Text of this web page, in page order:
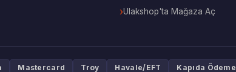
Ulakshop'ta Mağaza Aç
Mastercard Troy Havale/EFT Kapıda Ödeme